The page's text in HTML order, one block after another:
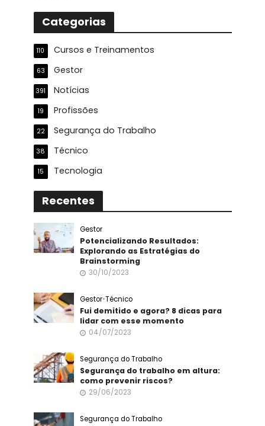
Categorias
Cursos e Treinamentos
110
Gestor
63
Notícias
391
Profissões
19
Segurança do Trabalho
22
Técnico
38
Tecnologia
15
Recentes
Gestor
Potencializando Resultados:
Explorando as Estratégias do
Brainstorming
30/10/2023
Gestor•Técnico
Fui demitido e agora? 8 dicas para
lidar com esse momento
04/07/2023
Segurança do Trabalho
Segurança do trabalho em altura:
como prevenir riscos?
29/06/2023
Segurança do Trabalho